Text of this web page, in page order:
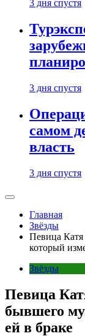
3 дня спустя
3 дня спустя
самом
власть
3 дня спустя
Главная
Звёзды
Певица
который
Звёзды
Певица
бывшего
ей в браке